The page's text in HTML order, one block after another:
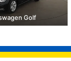
Golf